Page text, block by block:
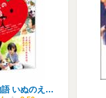
犬とあなたの物語 いぬのえいが